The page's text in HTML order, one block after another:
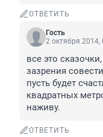
ОТВЕТИТЬ
Гость
2 октября 2014,
все это
зазрения
пусть будет
квадратных
наживу.
ОТВЕТИТЬ